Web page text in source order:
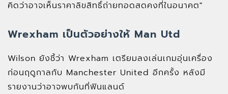
คิดว่าอาจเห็นราคาลิขสิทธิ์ถ่ายทอดสดคงที่ในอนาคต"
Wrexham เป็นตัวอย่างให้ Man Utd
Wilson ยังชี้ว่า Wrexham เตรียมลงเล่นเกมอุ่นเครื่อง
ก่อนฤดูกาลกับ Manchester United อีกครั้ง หลังมี
รายงานว่าอาจพบกันที่ฟินแลนด์